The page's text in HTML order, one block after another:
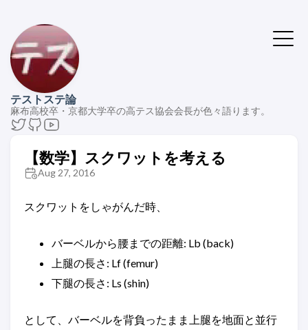
テストステ論
麻布高校卒・京都大学卒の高テス協会会長が色々語ります。
【数学】スクワットを考える
Aug 27, 2016
スクワットをしゃがんだ時、
バーベルから腰までの距離: Lb (back)
上腿の長さ: Lf (femur)
下腿の長さ: Ls (shin)
として、バーベルを背負ったまま上腿を地面と並行